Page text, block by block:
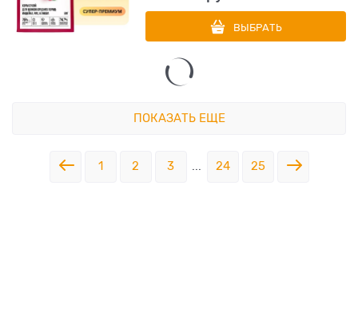
ВЫБРАТЬ
ПОКАЗАТЬ ЕЩЕ
1 2 3 ... 24 25